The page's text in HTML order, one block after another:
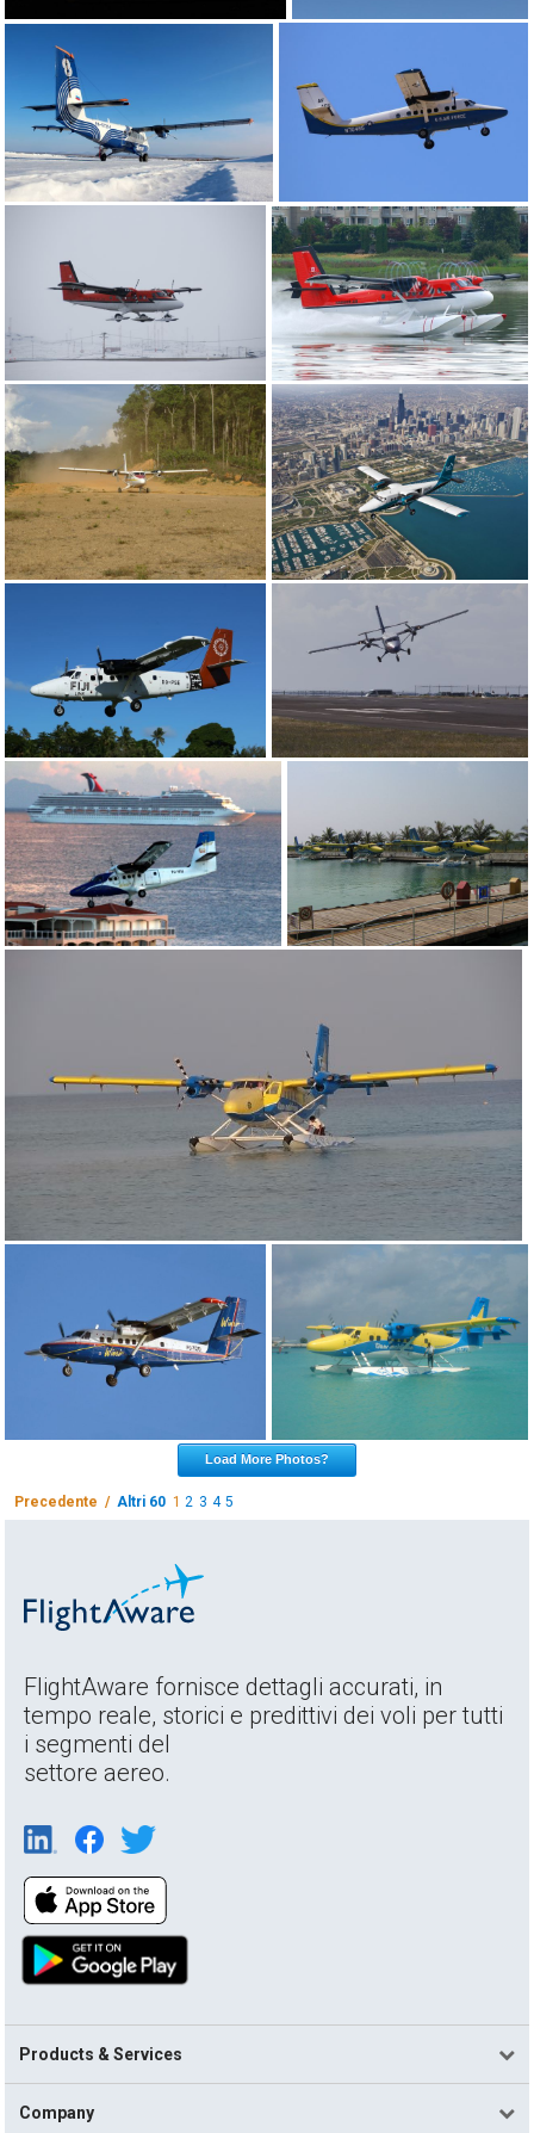
Load More Photos?
Precedente /Altri 60 12 3 4 5
FlightAware fornisce dettagli accurati, in
tempo reale, storici e predittivi dei voli per tutti
i segmenti del
settore aereo.
Products & Services
Company